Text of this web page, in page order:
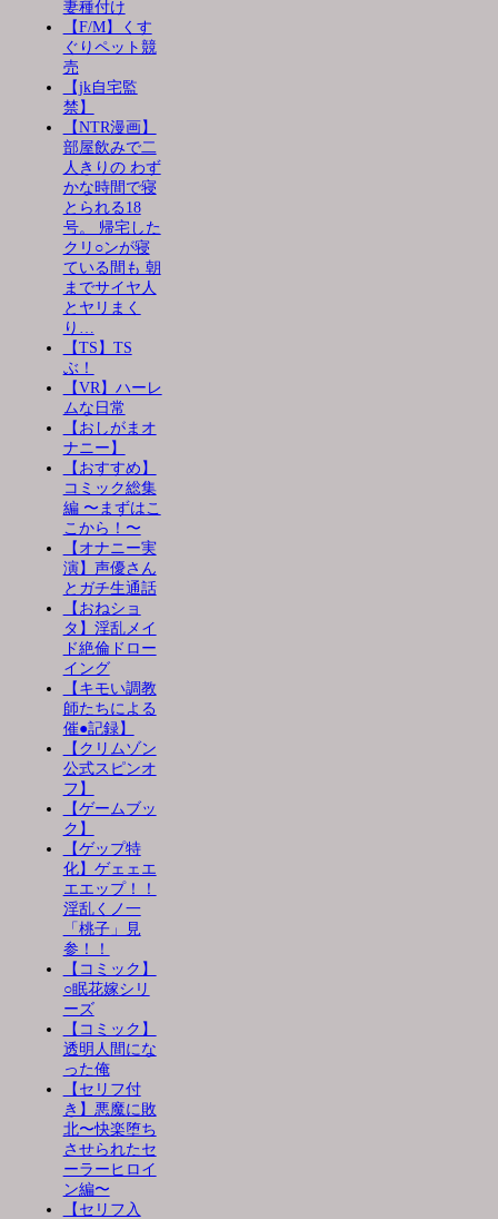
妻種付け
【F/M】くす
ぐりペット競
売
【jk自宅監
禁】
【NTR漫画】
部屋飲みで二
人きりの わず
かな時間で寝
とられる18
号。 帰宅した
クリ○ンが寝
ている間も 朝
までサイヤ人
とヤリまく
り…
【TS】TS
ぶ！
【VR】ハーレ
ムな日常
【おしがまオ
ナニー】
【おすすめ】
コミック総集
編 〜まずはこ
こから！〜
【オナニー実
演】声優さん
とガチ生通話
【おねショ
タ】淫乱メイ
ド絶倫ドロー
イング
【キモい調教
師たちによる
催●記録】
【クリムゾン
公式スピンオ
フ】
【ゲームブッ
ク】
【ゲップ特
化】ゲェェエ
エエップ！！
淫乱くノ一
「桃子」見
参！！
【コミック】
○眠花嫁シリ
ーズ
【コミック】
透明人間にな
った俺
【セリフ付
き】悪魔に敗
北〜快楽堕ち
させられたセ
ーラーヒロイ
ン編〜
【セリフ入